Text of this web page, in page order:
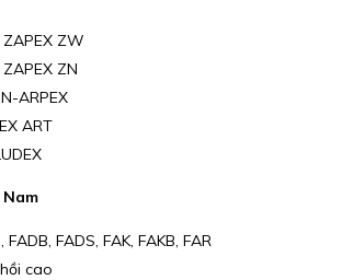
ZW
ZN
ARPEX
ART
FADB, FADS, FAK, FAKB, FAR
cao